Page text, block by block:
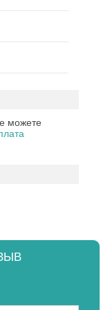
можете